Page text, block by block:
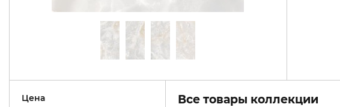
Цена Все товары коллекции